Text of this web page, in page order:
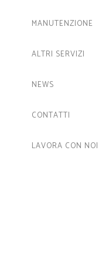
MANUTENZIONE
ALTRI SERVIZI
NEWS
CONTATTI
LAVORA CON NOI